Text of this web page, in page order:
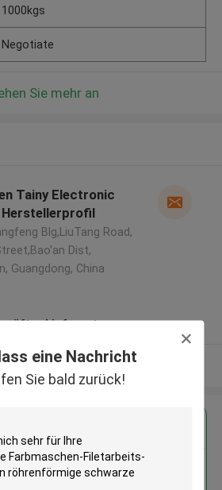
eine Nachricht
Sie bald zurück!
1000kgs
Negotiate
Sie mehr an
Tainy Electronic
Herstellerprofil
Blg,LiuTang Road,
Dist,
Guangdong, China
Lieferant
Sie mehr an
den besten Preis für